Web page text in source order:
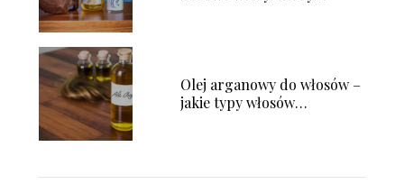
Olej arganowy do włosów –
jakie typy włosów